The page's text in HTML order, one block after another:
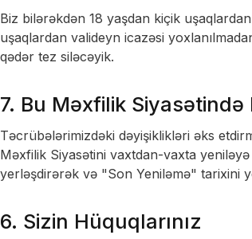
Biz bilərəkdən 18 yaşdan kiçik
uşaqlardan valideyn icazəsi
qədər tez siləcəyik.
7. Bu Məxfilik
Təcrübələrimizdəki dəyişiklikləri əks
Məxfilik Siyasətini vaxtdan-vaxta
yerləşdirərək və "Son Yeniləmə" tarixini
6. Sizin Hüquqlarınız